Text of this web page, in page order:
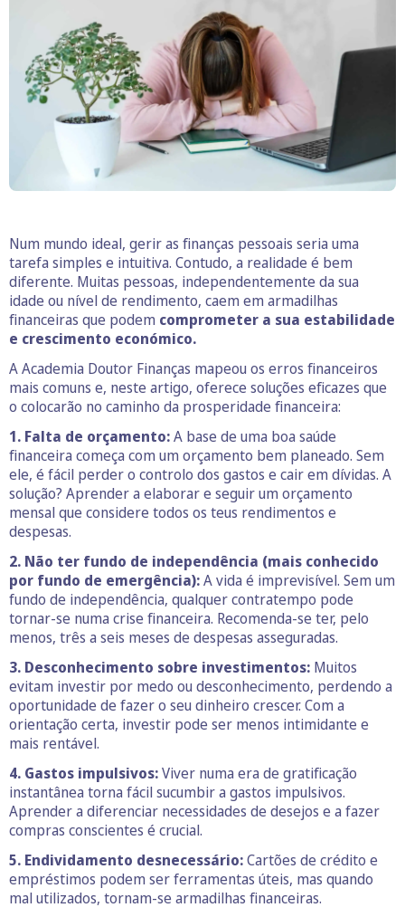
Num mundo ideal, gerir as finanças pessoais seria uma
tarefa simples e intuitiva. Contudo, a realidade é bem
diferente. Muitas pessoas, independentemente da sua
idade ou nível de rendimento, caem em armadilhas
financeiras que podem comprometer a sua estabilidade
e crescimento económico.
A Academia Doutor Finanças mapeou os erros financeiros
mais comuns e, neste artigo, oferece soluções eficazes que
o colocarão no caminho da prosperidade financeira:
1. Falta de orçamento:A base de uma boa saúde
financeira começa com um orçamento bem planeado. Sem
ele, é fácil perder o controlo dos gastos e cair em dívidas. A
solução? Aprender a elaborar e seguir um orçamento
mensal que considere todos os teus rendimentos e
despesas.
2. Não ter fundo de independência (mais conhecido
por fundo de emergência):A vida é imprevisível. Sem um
fundo de independência, qualquer contratempo pode
tornar-se numa crise financeira. Recomenda-se ter, pelo
menos, três a seis meses de despesas asseguradas.
3. Desconhecimento sobre investimentos: Muitos
evitam investir por medo ou desconhecimento, perdendo a
oportunidade de fazer o seu dinheiro crescer. Com a
orientação certa, investir pode ser menos intimidante e
mais rentável.
4. Gastos impulsivos:Viver numa era de gratificação
instantânea torna fácil sucumbir a gastos impulsivos.
Aprender a diferenciar necessidades de desejos e a fazer
compras conscientes é crucial.
5. Endividamento desnecessário:Cartões de crédito e
empréstimos podem ser ferramentas úteis, mas quando
mal utilizados, tornam-se armadilhas financeiras.